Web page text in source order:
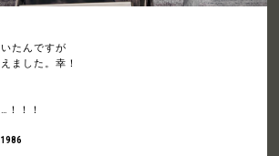
たんですが
ました。幸！
！！！
1986